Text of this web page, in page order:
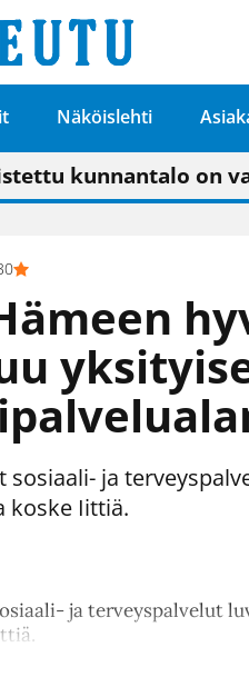
Näköislehti
vaihtumisen pitäisi
kunnantalo on
käynnistämässä
on totuttu elämään
ja
koske Iittiä.
ja terveyspalvelut